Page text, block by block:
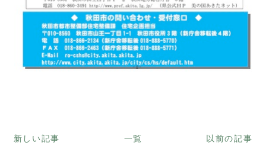
新しい記事 一覧 以前の記事